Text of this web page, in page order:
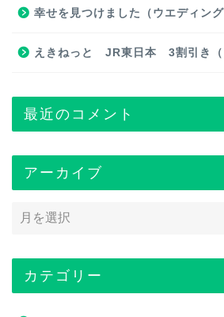
幸せを見つけました（ウエディング
えきねっと JR東日本 3割引き（
最近のコメント
アーカイブ
カテゴリー